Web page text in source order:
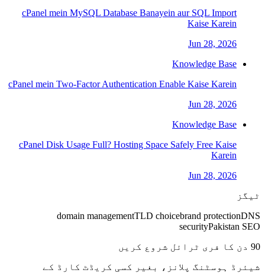
cPanel mein MySQL Database Banayein aur SQL Import
Kaise Karein
Jun 28, 2026
Knowledge Base
cPanel mein Two-Factor Authentication Enable Kaise Karein
Jun 28, 2026
Knowledge Base
cPanel Disk Usage Full? Hosting Space Safely Free Kaise
Karein
Jun 28, 2026
ٹیگز
domain managementTLD choicebrand protectionDNS
securityPakistan SEO
90 دن کا فری ٹرائل شروع کریں
شیئرڈ ہوسٹنگ پلانز، بغیر کسی کریڈٹ کارڈ کے